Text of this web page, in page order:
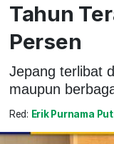
Tahun
Persen
Jepang terlibat
maupun
Red: Erik Purnama